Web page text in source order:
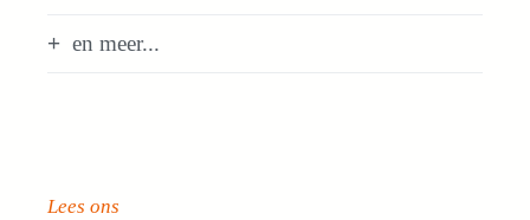
en meer...
Lees ons